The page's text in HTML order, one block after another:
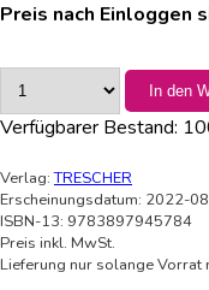
Preis nach Einloggen
In den
Verfügbarer Bestand:
Verlag:TRESCHER
Erscheinungsdatum: 2022-
ISBN-13: 9783897945784
Preis inkl. MwSt.
Lieferung nur solange Vorrat